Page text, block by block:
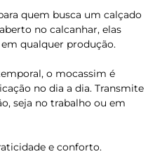
quem busca um calçado
no calcanhar, elas
qualquer produção.
o mocassim é
no dia a dia. Transmite
seja no trabalho ou em
e conforto.